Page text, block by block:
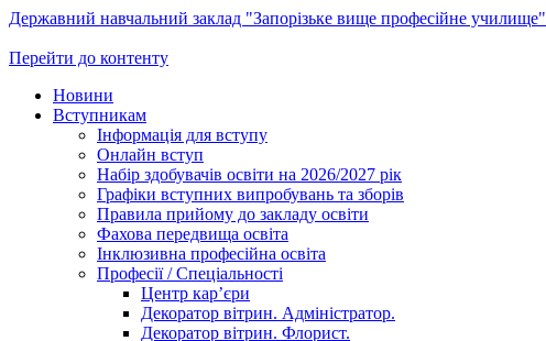
Державний навчальний заклад "Запорізьке вище професійне училище"
Перейти до контенту
Новини
Вступникам
Інформація для вступу
Онлайн вступ
Набір здобувачів освіти на 2026/2027 рік
Графіки вступних випробувань та зборів
Правила прийому до закладу освіти
Фахова передвища освіта
Інклюзивна професійна освіта
Професії / Спеціальності
Центр кар’єри
Декоратор вітрин. Адміністратор.
Декоратор вітрин. Флорист.